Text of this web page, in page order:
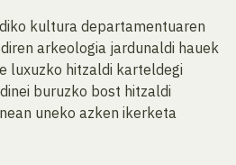
kultura departamentuaren
arkeologia jardunaldi hauek
luxuzko hitzaldi karteldegi
buruzko bost hitzaldi
uneko azken ikerketa